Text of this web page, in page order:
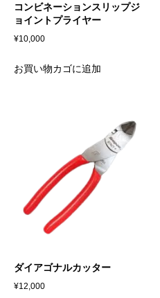
コンビネーションスリップジ
ョイントプライヤー
¥10,000
お買い物カゴに追加
ダイアゴナルカッター
¥12,000